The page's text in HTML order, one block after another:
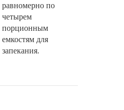
равномерно по
четырем
порционным
емкостям для
запекания.